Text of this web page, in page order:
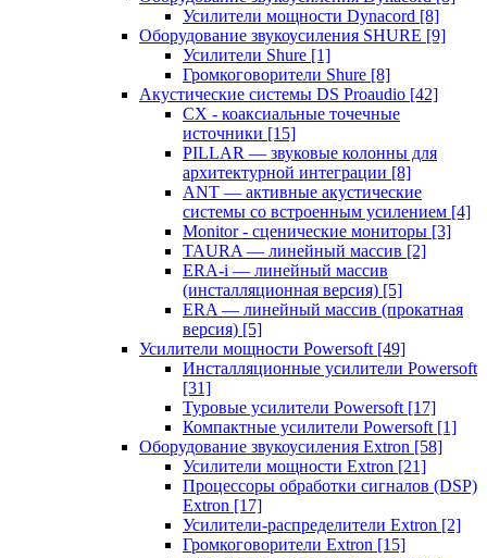
Усилители мощности Dynacord [8]
Оборудование звукоусиления SHURE [9]
Усилители Shure [1]
Громкоговорители Shure [8]
Акустические системы DS Proaudio [42]
CX - коаксиальные точечные
источники [15]
PILLAR — звуковые колонны для
архитектурной интеграции [8]
ANT — активные акустические
системы со встроенным усилением [4]
Monitor - сценические мониторы [3]
TAURA — линейный массив [2]
ERA-i — линейный массив
(инсталляционная версия) [5]
ERA — линейный массив (прокатная
версия) [5]
Усилители мощности Powersoft [49]
Инсталляционные усилители Powersoft
[31]
Туровые усилители Powersoft [17]
Компактные усилители Powersoft [1]
Оборудование звукоусиления Extron [58]
Усилители мощности Extron [21]
Процессоры обработки сигналов (DSP)
Extron [17]
Усилители-распределители Extron [2]
Громкоговорители Extron [15]